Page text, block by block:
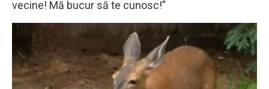
vecine! Mă bucur să te cunosc!”